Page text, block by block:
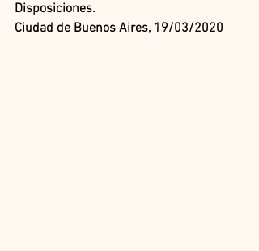
Disposiciones.
Ciudad de Buenos Aires, 19/03/2020